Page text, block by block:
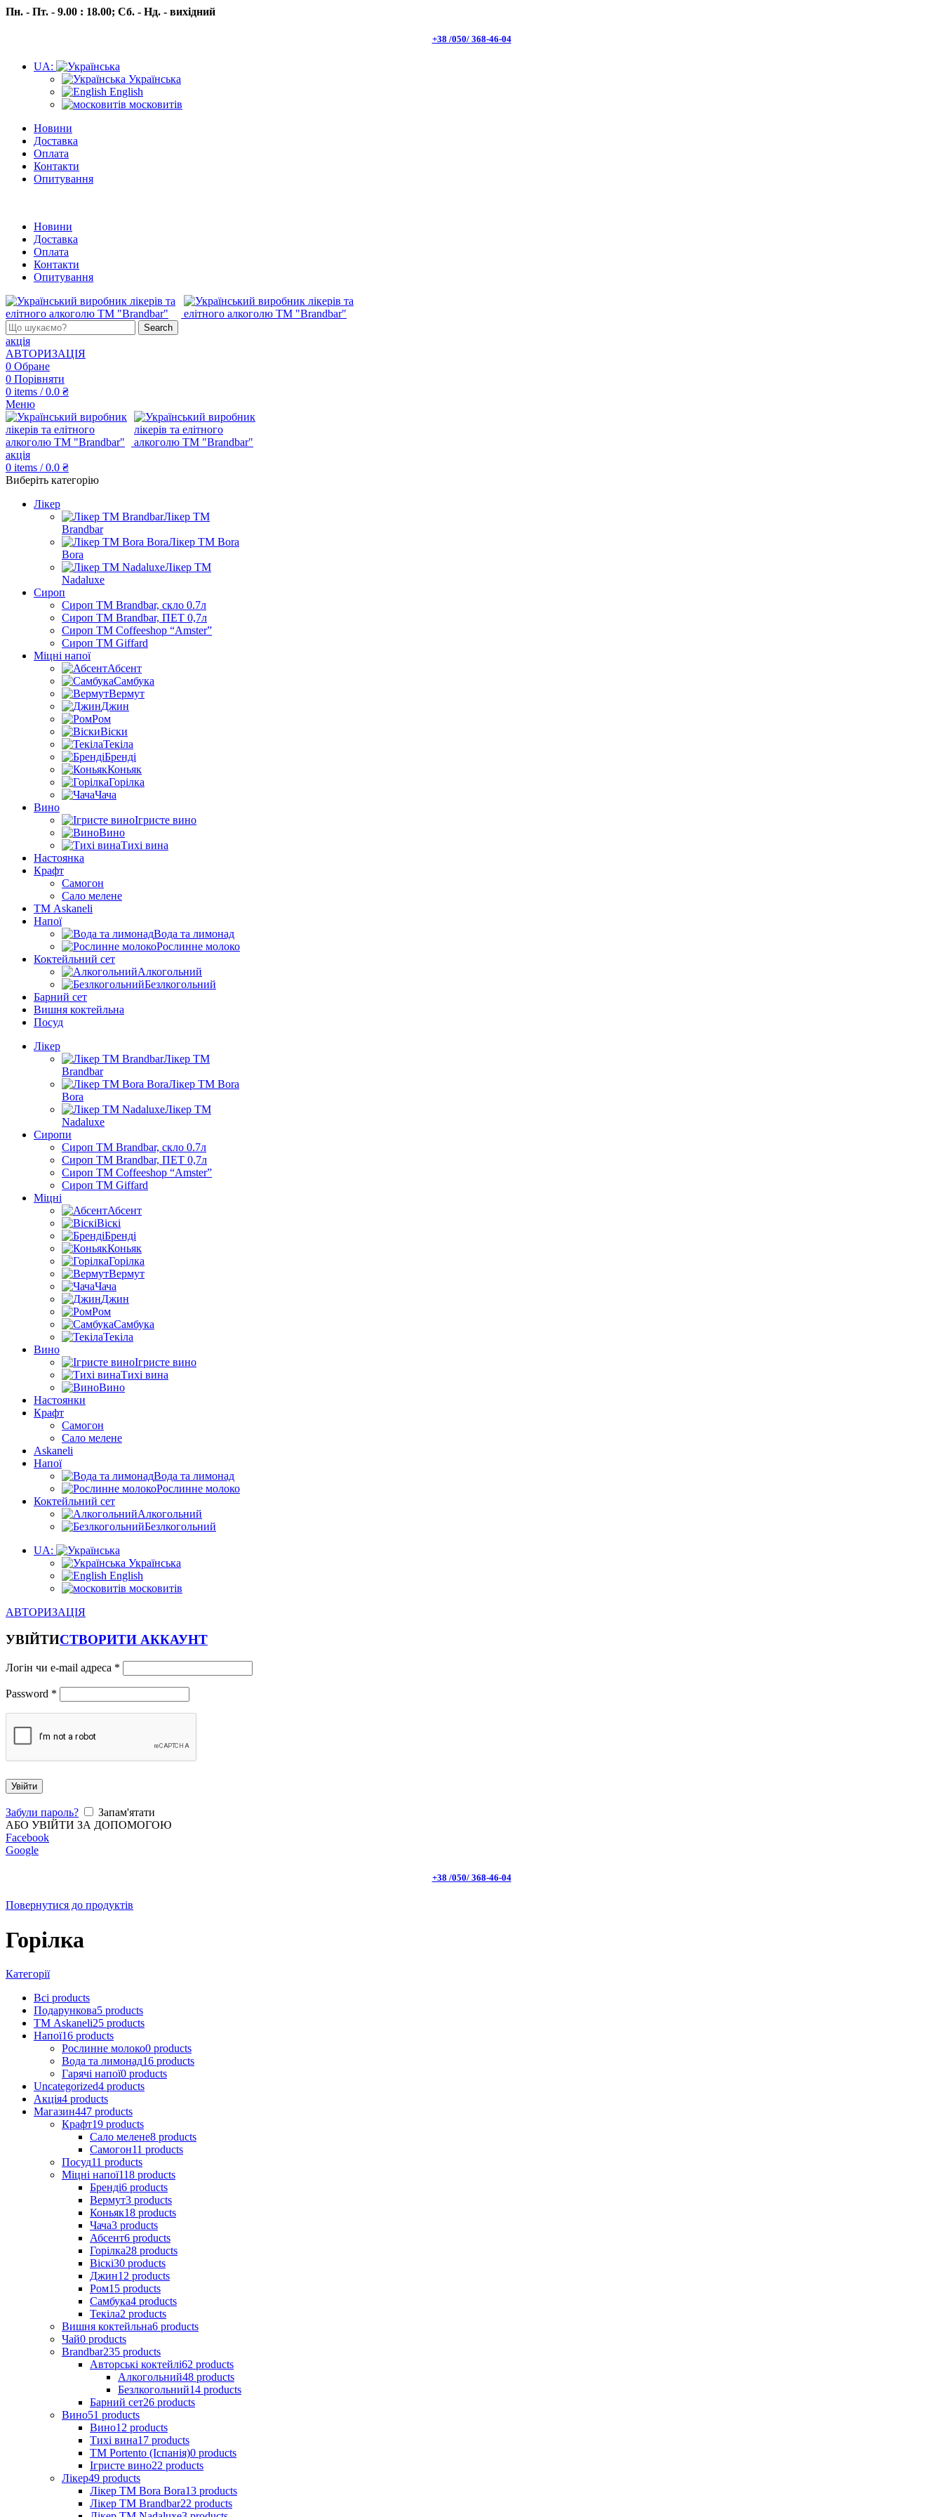
Пн. - Пт. - 9.00 : 18.00; Сб. - Нд. - вихідний
+38 /050/ 368-46-04
UA:
Українська
English
московитів
Новини
Доставка
Оплата
Контакти
Опитування
Новини
Доставка
Оплата
Контакти
Опитування
Search
акція
АВТОРИЗАЦІЯ
0 Обране
0 Порівняти
0 items / 0.0 ₴
Меню
акція
0 items / 0.0 ₴
Виберіть категорію
Лікер
Лікер ТМ
Brandbar
Лікер ТМ Bora
Bora
Лікер ТМ
Nadaluxe
Сироп
Сироп TM Brandbar, скло 0.7л
Сироп TM Brandbar, ПЕТ 0,7л
Сироп TM Coffeeshop “Amster”
Сироп TM Giffard
Міцні напої
Абсент
Самбука
Вермут
Джин
Ром
Віски
Текіла
Бренді
Коньяк
Горілка
Чача
Вино
Ігристе вино
Вино
Тихі вина
Настоянка
Крафт
Самогон
Сало мелене
ТМ Askaneli
Напої
Вода та лимонад
Рослинне молоко
Коктейльний сет
Алкогольний
Безлкогольний
Барний сет
Вишня коктейльна
Посуд
Лікер
Лікер ТМ
Brandbar
Лікер ТМ Bora
Bora
Лікер ТМ
Nadaluxe
Сиропи
Сироп TM Brandbar, скло 0.7л
Сироп TM Brandbar, ПЕТ 0,7л
Сироп TM Coffeeshop “Amster”
Сироп TM Giffard
Міцні
Абсент
Віскі
Бренді
Коньяк
Горілка
Вермут
Чача
Джин
Ром
Самбука
Текіла
Вино
Ігристе вино
Тихі вина
Вино
Настоянки
Крафт
Самогон
Сало мелене
Askaneli
Напої
Вода та лимонад
Рослинне молоко
Коктейльний сет
Алкогольний
Безлкогольний
UA:
Українська
English
московитів
АВТОРИЗАЦІЯ
УВІЙТИСТВОРИТИ АККАУНТ
Логін чи e-mail адреса *
Password *
Увійти
Забули пароль?
Запам'ятати
АБО УВІЙТИ ЗА ДОПОМОГОЮ
Facebook
Google
+38 /050/ 368-46-04
Повернутися до продуктів
Горілка
Категорії
Всі products
Подарункова5 products
ТМ Askaneli25 products
Напої16 products
Рослинне молоко0 products
Вода та лимонад16 products
Гарячі напої0 products
Uncategorized4 products
Акція4 products
Магазин447 products
Крафт19 products
Сало мелене8 products
Самогон11 products
Посуд11 products
Міцні напої118 products
Бренді6 products
Вермут3 products
Коньяк18 products
Чача3 products
Абсент6 products
Горілка28 products
Віскі30 products
Джин12 products
Ром15 products
Самбука4 products
Текіла2 products
Вишня коктейльна6 products
Чай0 products
Brandbar235 products
Авторські коктейлі62 products
Алкогольний48 products
Безлкогольний14 products
Барний сет26 products
Вино51 products
Вино12 products
Тихі вина17 products
ТМ Portento (Іспанія)0 products
Ігристе вино22 products
Лікер49 products
Лікер ТМ Bora Bora13 products
Лікер ТМ Brandbar22 products